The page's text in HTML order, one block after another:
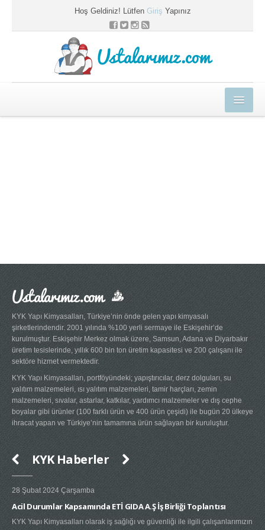
Hoş Geldiniz! Lütfen Giriş Yapınız
Ustalarımız.com
Ustalarımız.com
KYK Yapı Kimyasalları, Türkiye’nin önde gelen yapı kimyasalı
şirketlerindendir. 2001 yılında %100 yerli sermaye ile Eskişehir’de
kurulmuştur. Eskişehir Merkez olmak üzere, Samsun, Adana ve Diyarbakır
üretim tesislerinde, yıllık 600 bin ton üretim kapasitesi ve 200 çalışanı ile
sektöre hizmet vermektedir.
KYK Yapı Kimyasalları, portföyündeki; yapıştırıcılar, derz dolguları, su
yalıtım malzemeleri, ısı yalıtım malzemeleri, tamir harçları, zemin
malzemeleri, sıvalar, astarlar, katkılar, yardımcı malzemeler ve dış cephe
boyalar gibi ürünler (100 farklı ürün ve 400 ürün çeşidi) ile bugün 20 ülkeye
ihracat yapan ve Türkiye’nin tamamına ürün sağlayan bir kuruluştur.
KYK Haberler
28 Şubat 2024 Çarşamba
Acil Durumlar Kapsamında ETİ GIDA A.Ş İş Birliği Toplantısı
KYK Yapı Kimyasalları olarak iş sağlığı ve güvenliği ile ilgili çalışanlarımızın
20